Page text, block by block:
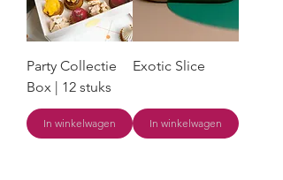
Party Collectie
Box | 12 stuks
In winkelwagen
Exotic Slice
In winkelwagen